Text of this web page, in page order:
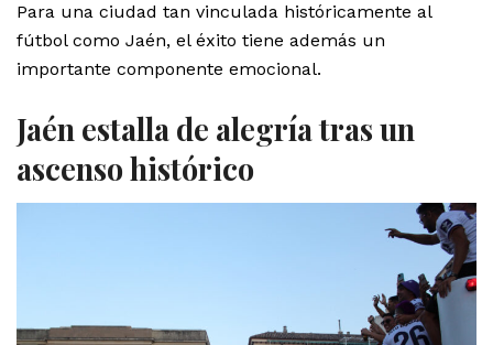
Para una ciudad tan vinculada históricamente al
fútbol como Jaén, el éxito tiene además un
importante componente emocional.
Jaén estalla de alegría tras un
ascenso histórico